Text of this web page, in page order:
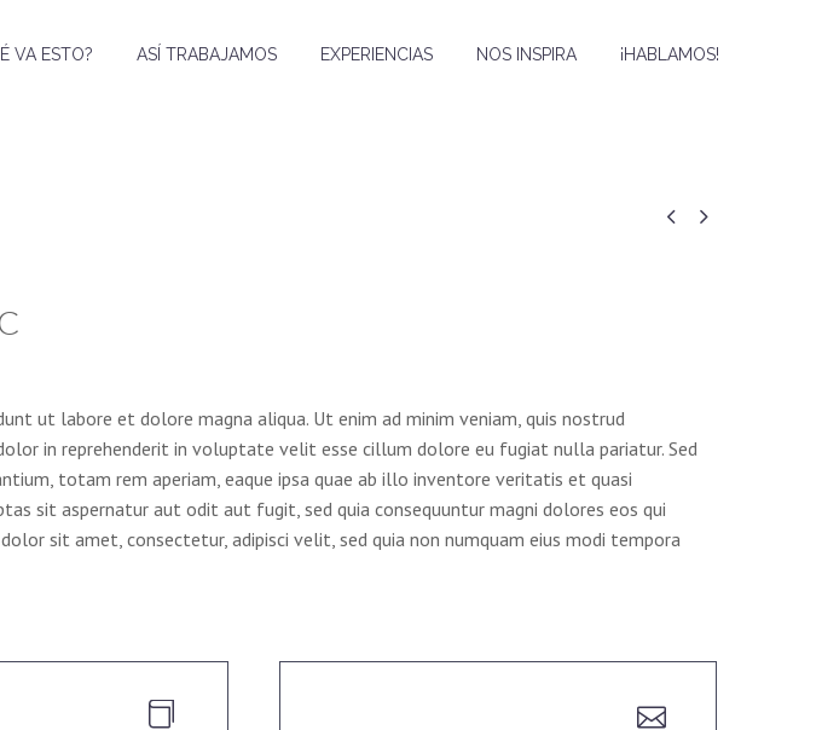
VA ESTO? ASÍ TRABAJAMOS EXPERIENCIAS NOS INSPIRA ¡HABLAMOS!
 
ut labore et dolore magna aliqua. Ut enim ad minim veniam, quis nostrud
in reprehenderit in voluptate velit esse cillum dolore eu fugiat nulla pariatur. Sed
totam rem aperiam, eaque ipsa quae ab illo inventore veritatis et quasi
sit aspernatur aut odit aut fugit, sed quia consequuntur magni dolores eos qui
sit amet, consectetur, adipisci velit, sed quia non numquam eius modi tempora

 
